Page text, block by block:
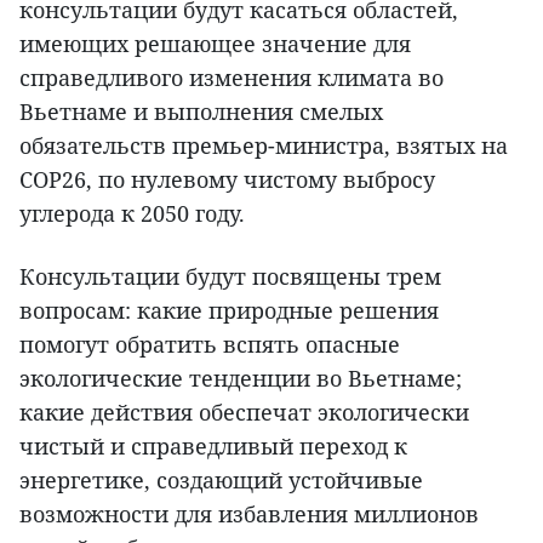
консультации будут касаться областей,
имеющих решающее значение для
справедливого изменения климата во
Вьетнаме и выполнения смелых
обязательств премьер-министра, взятых на
COP26, по нулевому чистому выбросу
углерода к 2050 году.
Консультации будут посвящены трем
вопросам: какие природные решения
помогут обратить вспять опасные
экологические тенденции во Вьетнаме;
какие действия обеспечат экологически
чистый и справедливый переход к
энергетике, создающий устойчивые
возможности для избавления миллионов